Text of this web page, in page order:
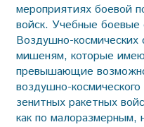
мероприятиях боевой
войск. Учебные боевые
Воздушно-космических
мишеням, которые
превышающие
воздушно-
зенитных ракетных
как по малоразмерным,